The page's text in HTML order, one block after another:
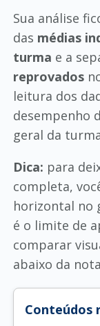
Sua análise
das médias
turma e a
reprovados
leitura dos
desempenho
geral da
Dica: para
completa,
horizontal no
é o limite de
comparar
abaixo da
Conteúdos